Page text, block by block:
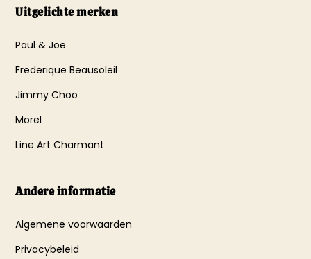
Uitgelichte merken
Paul & Joe
Frederique Beausoleil
Jimmy Choo
Morel
Line Art Charmant
Andere informatie
Algemene voorwaarden
Privacybeleid